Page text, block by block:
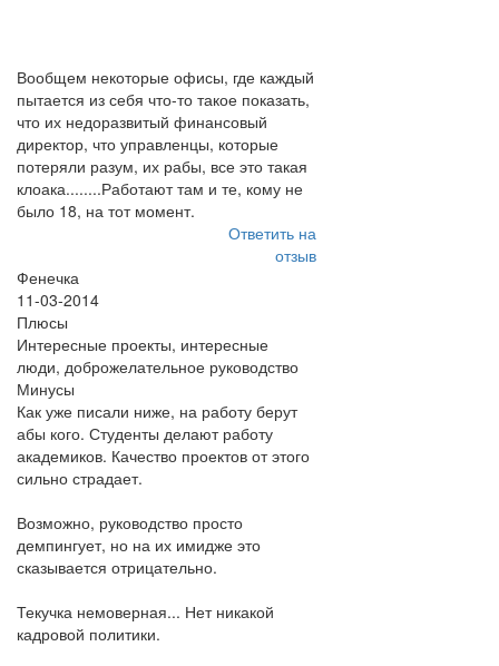
Вообщем некоторые офисы, где каждый
пытается из себя что-то такое показать,
что их недоразвитый финансовый
директор, что управленцы, которые
потеряли разум, их рабы, все это такая
клоака........Работают там и те, кому не
было 18, на тот момент.
Ответить на
отзыв
Фенечка
11-03-2014
Плюсы
Интересные проекты, интересные
люди, доброжелательное руководство
Минусы
Как уже писали ниже, на работу берут
абы кого. Студенты делают работу
академиков. Качество проектов от этого
сильно страдает.
Возможно, руководство просто
демпингует, но на их имидже это
сказывается отрицательно.
Текучка немоверная... Нет никакой
кадровой политики.